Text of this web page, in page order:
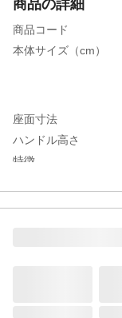
商品の詳細
商品コード
本体サイズ（cm）
座面寸法
ハンドル高さ
特徴